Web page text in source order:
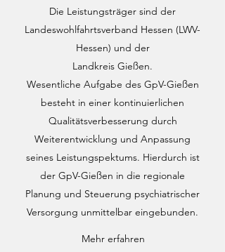
Die Leistungsträger sind der
Landeswohlfahrtsverband Hessen (LWV-
Hessen) und der
Landkreis Gießen.
Wesentliche Aufgabe des GpV-Gießen
besteht in einer kontinuierlichen
Qualitätsverbesserung durch
Weiterentwicklung und Anpassung
seines Leistungspektums. Hierdurch ist
der GpV-Gießen in die regionale
Planung und Steuerung psychiatrischer
Versorgung unmittelbar eingebunden.
Mehr erfahren